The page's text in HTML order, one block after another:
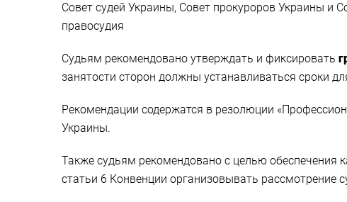
Совет судей Украины, Совет прокуроров Украины и
правосудия
Судьям рекомендовано утверждать и фиксировать
занятости сторон должны устанавливаться сроки
Рекомендации содержатся в резолюции
Украины.
Также судьям рекомендовано с целью обеспечения
статьи 6 Конвенции организовывать рассмотрение